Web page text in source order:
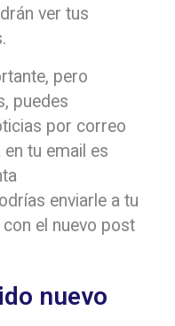
ver tus
pero
puedes
por correo
tu email es
enviarle a tu
el nuevo post
nuevo